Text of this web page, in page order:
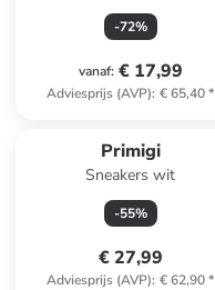
-72%
vanaf: € 17,99
Adviesprijs (AVP): € 65,40*
Primigi
Sneakers wit
-55%
€ 27,99
Adviesprijs (AVP): € 62,90*